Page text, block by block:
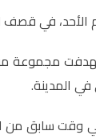
في قصف
مجموعة من
المدينة.